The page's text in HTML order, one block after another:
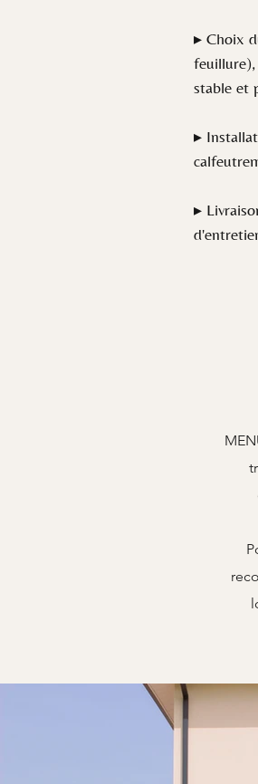
▸ Choix
feuillure),
stable et
▸
▸